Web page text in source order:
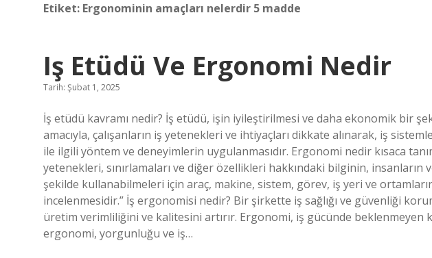
Etiket: Ergonominin amaçları nelerdir 5 madde
Iş Etüdü Ve Ergonomi Nedir
Tarih: Şubat 1, 2025
İş etüdü kavramı nedir? İş etüdü, işin iyileştirilmesi ve daha ekonomik bir
amacıyla, çalışanların iş yetenekleri ve ihtiyaçları dikkate alınarak, iş
ile ilgili yöntem ve deneyimlerin uygulanmasıdır. Ergonomi nedir kısaca
yetenekleri, sınırlamaları ve diğer özellikleri hakkındaki bilginin,
şekilde kullanabilmeleri için araç, makine, sistem, görev, iş yeri ve
incelenmesidir.” İş ergonomisi nedir? Bir şirkette iş sağlığı ve güvenliği
üretim verimliliğini ve kalitesini artırır. Ergonomi, iş gücünde beklenmeyen
ergonomi, yorgunluğu ve iş…